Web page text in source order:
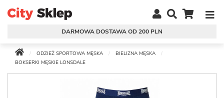
DARMOWA DOSTAWA OD 200 PLN
ODZIEŻ SPORTOWA MĘSKA
BIELIZNA MĘSKA
BOKSERKI MĘSKIE LONSDALE